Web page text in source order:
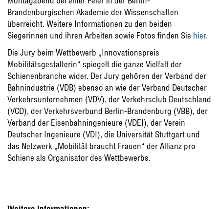
Brandenburgischen Akademie der Wissenschaften
überreicht. Weitere Informationen zu den beiden
Siegerinnen und ihren Arbeiten sowie Fotos finden Sie hier.
Die Jury beim Wettbewerb „Innovationspreis
Mobilitätsgestalterin“ spiegelt die ganze Vielfalt der
Schienenbranche wider. Der Jury gehören der Verband der
Bahnindustrie (VDB) ebenso an wie der Verband Deutscher
Verkehrsunternehmen (VDV), der Verkehrsclub Deutschland
(VCD), der Verkehrsverbund Berlin-Brandenburg (VBB), der
Verband der Eisenbahningenieure (VDEI), der Verein
Deutscher Ingenieure (VDI), die Universität Stuttgart und
das Netzwerk „Mobilität braucht Frauen“ der Allianz pro
Schiene als Organisator des Wettbewerbs.